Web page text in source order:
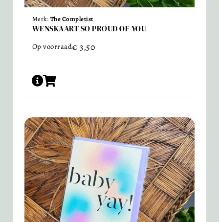
Merk: The Completist
WENSKAART SO PROUD OF YOU
Op voorraad€ 3,50